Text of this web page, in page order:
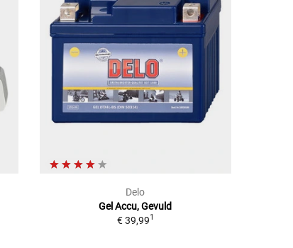
Delo
Gel Accu, Gevuld
€ 39,991